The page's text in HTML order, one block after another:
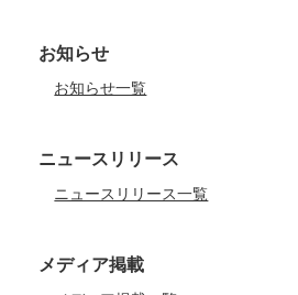
お知らせ
お知らせ一覧
ニュースリリース
ニュースリリース一覧
メディア掲載